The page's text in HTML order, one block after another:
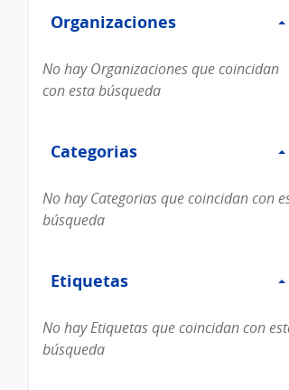
Organizaciones
Organizaciones
No hay Organizaciones que coincidan
con esta búsqueda
Categorias
Categorias
No hay Categorias que coincidan con
búsqueda
Etiquetas
Etiquetas
No hay Etiquetas que coincidan con
búsqueda